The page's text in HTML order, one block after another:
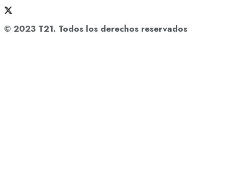
© 2023 T21. Todos los derechos reservados